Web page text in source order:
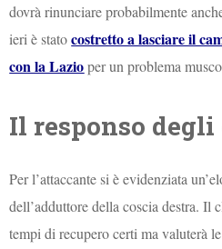
dovrà rinunciare probabilmente
ieri è statocostretto a lasciare il
con la Lazioper un problema
Il responso degli
Per l’attaccante si è evidenziata
dell’adduttore della coscia destra. Il
tempi di recupero certi ma valuterà